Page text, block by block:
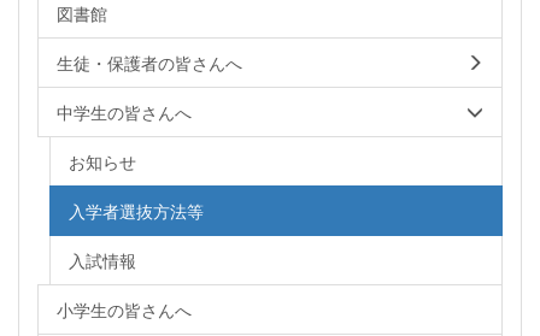
図書館
生徒・保護者の皆さんへ
中学生の皆さんへ
お知らせ
入学者選抜方法等
入試情報
小学生の皆さんへ